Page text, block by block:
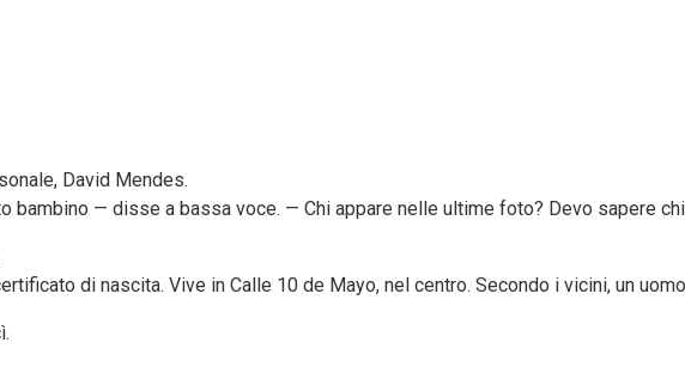
David Mendes.
bambino — disse a bassa voce. — Chi appare nelle ultime foto? Devo sapere
di nascita. Vive in Calle 10 de Mayo, nel centro. Secondo i vicini, un